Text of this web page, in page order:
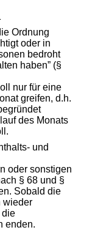
Ordnung
oder in
bedroht
haben” (§
nur für eine
greifen, d.h.
des Monats
und
oder sonstigen
§ 68 und §
Sobald die
wieder
die
enden.